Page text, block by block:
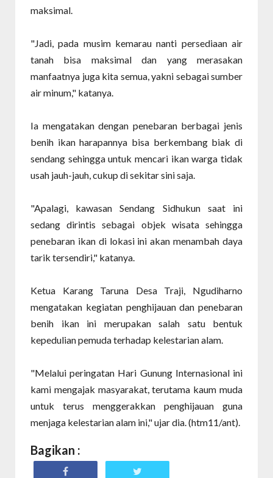
maksimal.
"Jadi, pada musim kemarau nanti persediaan air
tanah bisa maksimal dan yang merasakan
manfaatnya juga kita semua, yakni sebagai sumber
air minum," katanya.
Ia mengatakan dengan penebaran berbagai jenis
benih ikan harapannya bisa berkembang biak di
sendang sehingga untuk mencari ikan warga tidak
usah jauh-jauh, cukup di sekitar sini saja.
"Apalagi, kawasan Sendang Sidhukun saat ini
sedang dirintis sebagai objek wisata sehingga
penebaran ikan di lokasi ini akan menambah daya
tarik tersendiri," katanya.
Ketua Karang Taruna Desa Traji, Ngudiharno
mengatakan kegiatan penghijauan dan penebaran
benih ikan ini merupakan salah satu bentuk
kepedulian pemuda terhadap kelestarian alam.
"Melalui peringatan Hari Gunung Internasional ini
kami mengajak masyarakat, terutama kaum muda
untuk terus menggerakkan penghijauan guna
menjaga kelestarian alam ini," ujar dia. (htm11/ant).
Bagikan :